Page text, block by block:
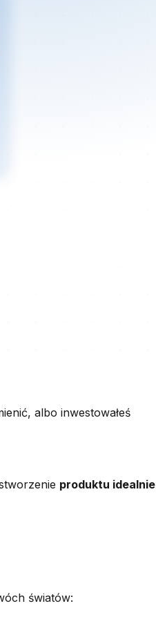
albo inwestowałeś
produktu idealnie
światów: